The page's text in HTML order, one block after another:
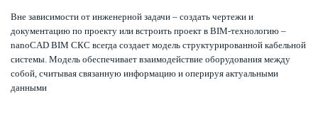
Вне зависимости от инженерной задачи – создать чертежи и
документацию по проекту или встроить проект в BIM-технологию –
nanoCAD BIM СКС всегда создает модель структурированной кабельной
системы. Модель обеспечивает взаимодействие оборудования между
собой, считывая связанную информацию и оперируя актуальными
данными